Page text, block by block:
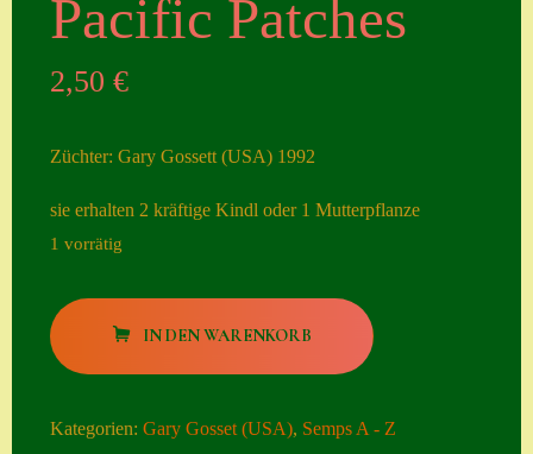
Seiten
ngen
Datenschutzerklä
rung
mit Semps
Pacific Patches
2,50€
Züchter: Gary Gossett (USA) 1992
sie erhalten 2 kräftige Kindl oder 1 Mutterpflanze
1 vorrätig
Pacific
Patches
IN DEN WARENKORB
Kategorien:Gary Gosset (USA), Semps A - Z